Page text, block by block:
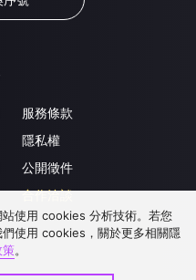
服務條款
隱私權
公開徵件
合作洽談
使用 cookies 分析技術。若您
使用 cookies，關於更多相關隱
策。